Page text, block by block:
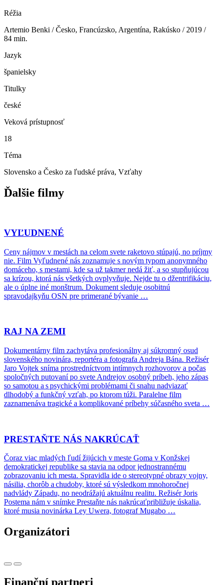
Réžia
Artemio Benki / Česko, Francúzsko, Argentína, Rakúsko / 2019 /
84 min.
Jazyk
španielsky
Titulky
české
Veková prístupnosť
18
Téma
Slovensko a Česko za ľudské práva, Vzťahy
Ďalšie filmy
VYĽUDNENÉ
Ceny nájmov v mestách na celom svete raketovo stúpajú, no príjmy
nie. Film Vyľudnené nás zoznamuje s novým typom anonymného
domáceho, s mestami, kde sa už takmer nedá žiť, a so stupňujúcou
sa krízou, ktorá nás všetkých ovplyvňuje. Nejde tu o džentrifikáciu,
ale o úplne iné monštrum. Dokument sleduje osobitnú
spravodajkyňu OSN pre primerané bývanie …
RAJ NA ZEMI
Dokumentárny film zachytáva profesionálny aj súkromný osud
slovenského novinára, reportéra a fotografa Andreja Bána. Režisér
Jaro Vojtek sníma prostredníctvom intímnych rozhovorov a počas
spoločných putovaní po svete Andrejov osobný príbeh, jeho zápas
so samotou a s psychickými problémami či snahu nadviazať
dlhodobý a funkčný vzťah, po ktorom túži. Paralelne film
zaznamenáva tragické a komplikované príbehy súčasného sveta …
PRESTAŇTE NÁS NAKRÚCAŤ
Čoraz viac mladých ľudí žijúcich v meste Goma v Konžskej
demokratickej republike sa stavia na odpor jednostrannému
zobrazovaniu ich mesta. Spravidla ide o stereotypné obrazy vojny,
násilia, chorôb a chudoby, ktoré sú výsledkom mnohoročnej
nadvlády Západu, no neodrážajú aktuálnu realitu. Režisér Joris
Postema nám v snímke Prestaňte nás nakrúcaťpribližuje úskalia,
ktoré musia novinárka Ley Uwera, fotograf Mugabo …
Organizátori
Finanční partneri